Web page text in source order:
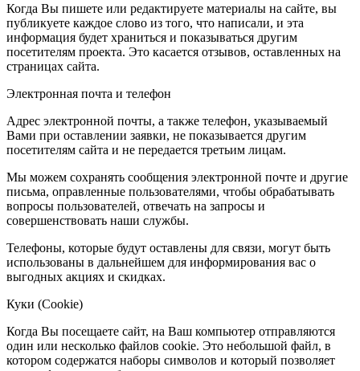
Когда Вы пишете или редактируете материалы на сайте, вы
публикуете каждое слово из того, что написали, и эта
информация будет храниться и показываться другим
посетителям проекта. Это касается отзывов, оставленных на
страницах сайта.
Электронная почта и телефон
Адрес электронной почты, а также телефон, указываемый
Вами при оставлении заявки, не показывается другим
посетителям сайта и не передается третьим лицам.
Мы можем сохранять сообщения электронной почте и другие
письма, оправленные пользователями, чтобы обрабатывать
вопросы пользователей, отвечать на запросы и
совершенствовать наши службы.
Телефоны, которые будут оставлены для связи, могут быть
использованы в дальнейшем для информирования вас о
выгодных акциях и скидках.
Куки (Cookie)
Когда Вы посещаете сайт, на Ваш компьютер отправляются
один или несколько файлов cookie. Это небольшой файл, в
котором содержатся наборы символов и который позволяет